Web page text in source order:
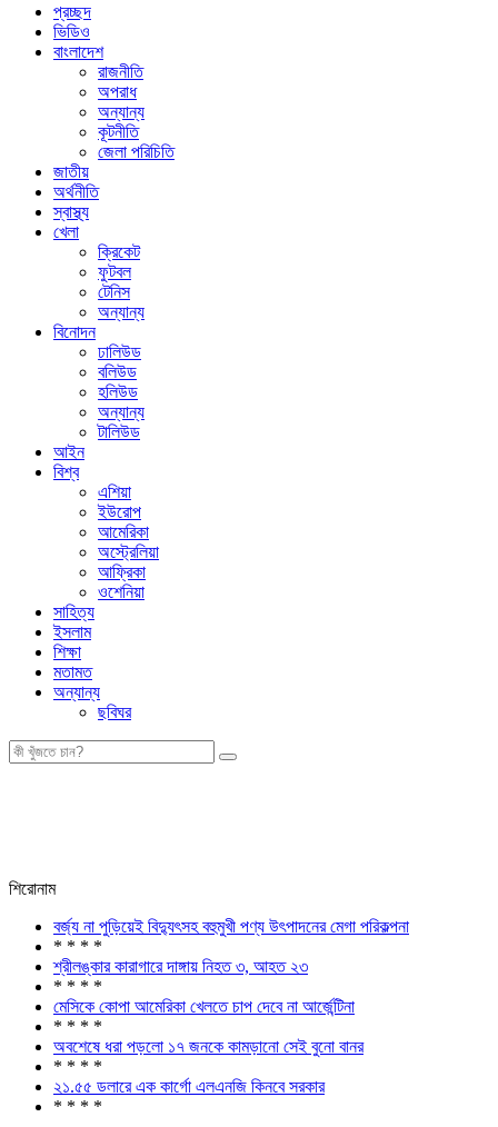
প্রচ্ছদ
ভিডিও
বাংলাদেশ
রাজনীতি
অপরাধ
অন্যান্য
কূটনীতি
জেলা পরিচিতি
জাতীয়
অর্থনীতি
স্বাস্থ্য
খেলা
ক্রিকেট
ফুটবল
টেনিস
অন্যান্য
বিনোদন
ঢালিউড
বলিউড
হলিউড
অন্যান্য
টালিউড
আইন
বিশ্ব
এশিয়া
ইউরোপ
আমেরিকা
অস্ট্রেলিয়া
আফ্রিকা
ওশেনিয়া
সাহিত্য
ইসলাম
শিক্ষা
মতামত
অন্যান্য
ছবিঘর
শিরোনাম
বর্জ্য না পুড়িয়েই বিদ্যুৎসহ বহুমুখী পণ্য উৎপাদনের মেগা পরিকল্পনা
* * * *
শ্রীলঙ্কার কারাগারে দাঙ্গায় নিহত ৩, আহত ২৩
* * * *
মেসিকে কোপা আমেরিকা খেলতে চাপ দেবে না আর্জেন্টিনা
* * * *
অবশেষে ধরা পড়লো ১৭ জনকে কামড়ানো সেই বুনো বানর
* * * *
২১.৫৫ ডলারে এক কার্গো এলএনজি কিনবে সরকার
* * * *